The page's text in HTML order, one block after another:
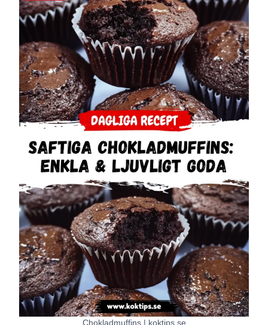
Chokladmuffins | koktips.se